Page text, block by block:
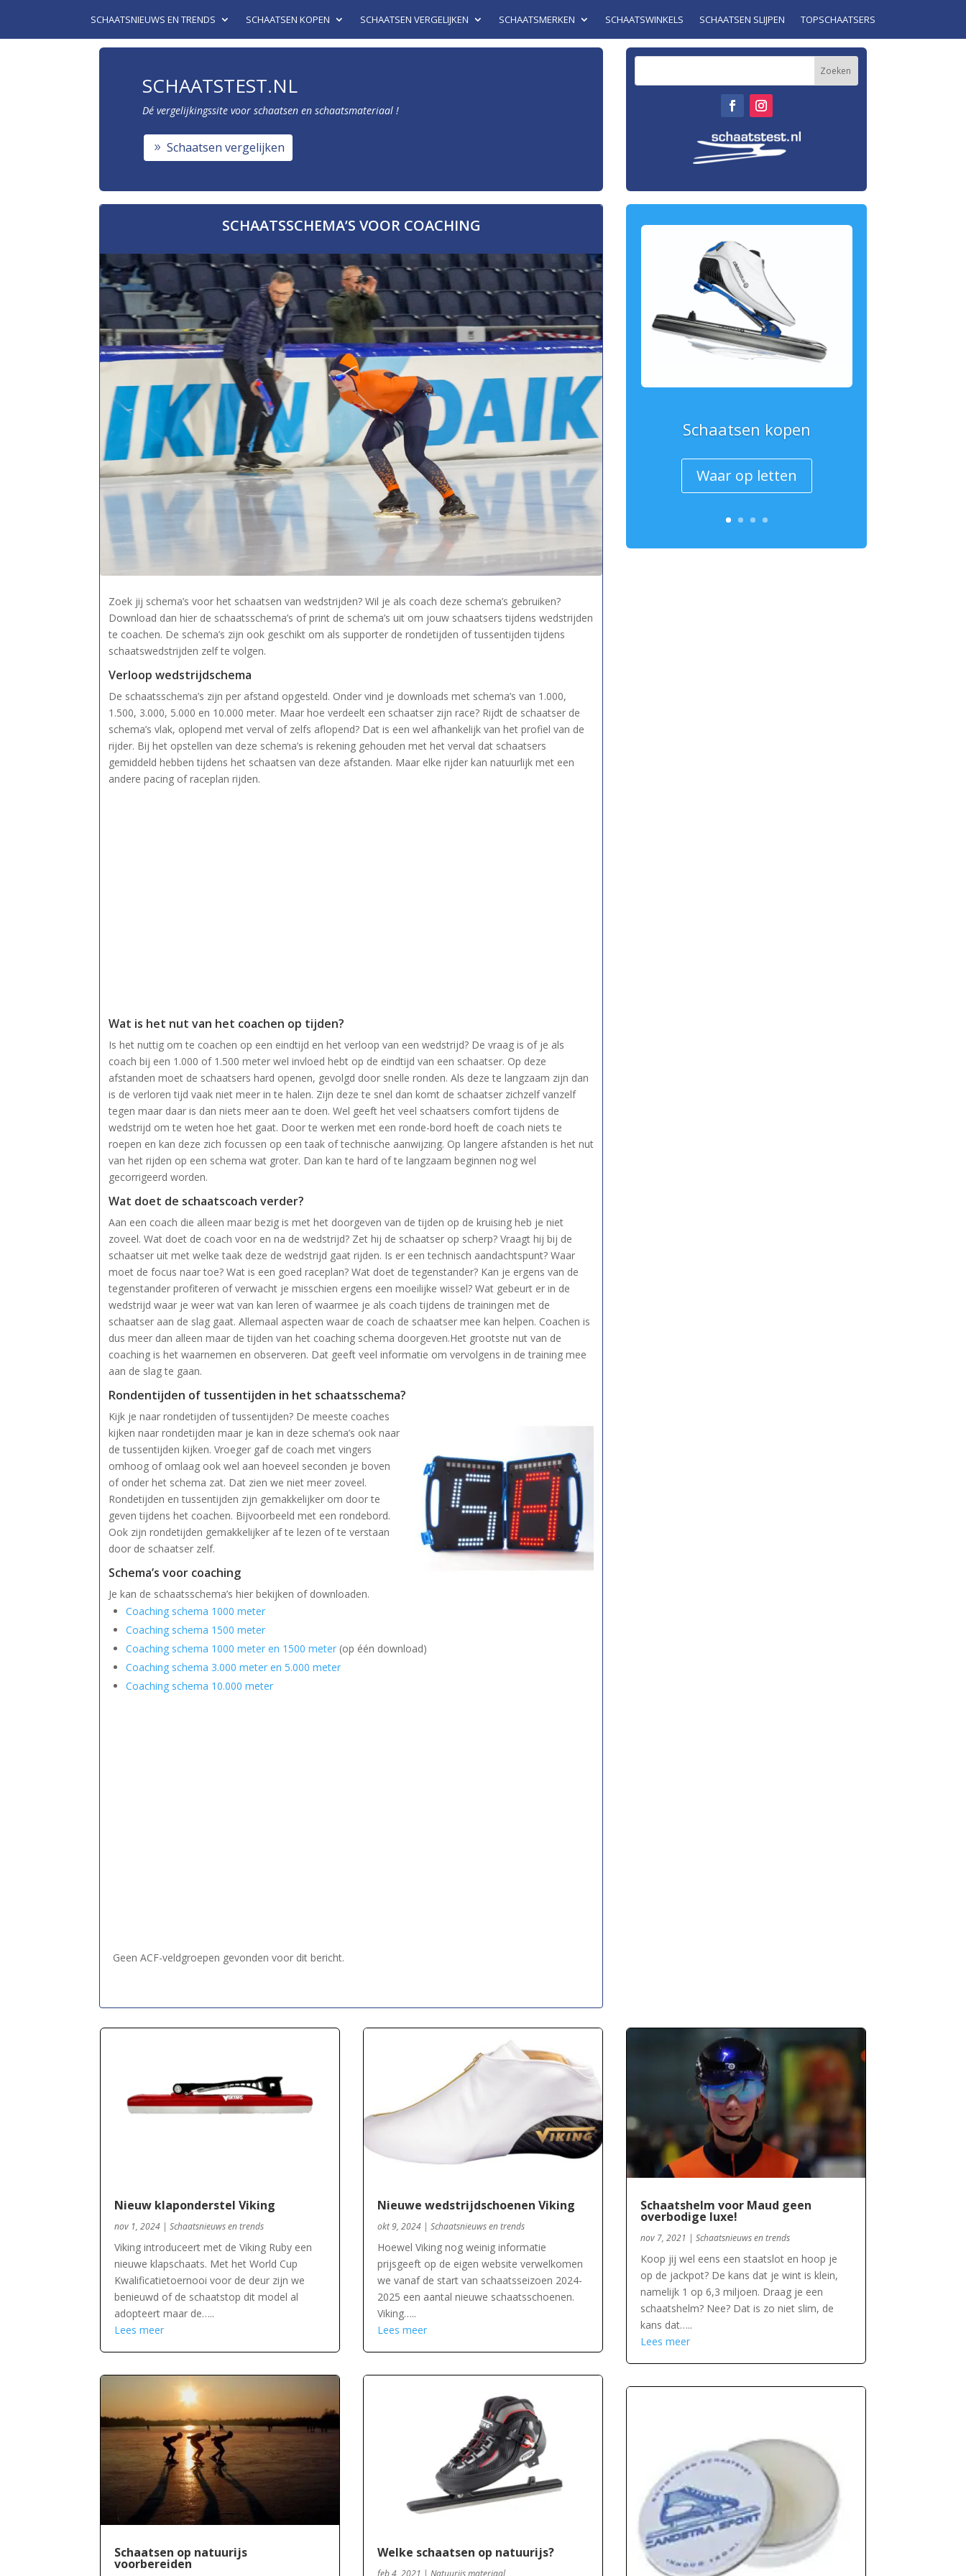
SCHAATSNIEUWS EN TRENDS SCHAATSEN KOPEN SCHAATSEN VERGELIJKEN SCHAATSMERKEN SCHAATSWINKELS SCHAATSEN SLIJPEN TOPSCHAATSERS
SCHAATSTEST.NL
Dé vergelijkingssite voor schaatsen en schaatsmateriaal !
Schaatsen vergelijken
SCHAATSSCHEMA’S VOOR COACHING
Zoek jij schema’s voor het schaatsen van wedstrijden? Wil je als coach deze schema’s gebruiken?
Download dan hier de schaatsschema’s of print de schema’s uit om jouw schaatsers tijdens wedstrijden
te coachen. De schema’s zijn ook geschikt om als supporter de rondetijden of tussentijden tijdens
schaatswedstrijden zelf te volgen.
Verloop wedstrijdschema
De schaatsschema’s zijn per afstand opgesteld. Onder vind je downloads met schema’s van 1.000,
1.500, 3.000, 5.000 en 10.000 meter. Maar hoe verdeelt een schaatser zijn race? Rijdt de schaatser de
schema’s vlak, oplopend met verval of zelfs aflopend? Dat is een wel afhankelijk van het profiel van de
rijder. Bij het opstellen van deze schema’s is rekening gehouden met het verval dat schaatsers
gemiddeld hebben tijdens het schaatsen van deze afstanden. Maar elke rijder kan natuurlijk met een
andere pacing of raceplan rijden.
Wat is het nut van het coachen op tijden?
Is het nuttig om te coachen op een eindtijd en het verloop van een wedstrijd? De vraag is of je als
coach bij een 1.000 of 1.500 meter wel invloed hebt op de eindtijd van een schaatser. Op deze
afstanden moet de schaatsers hard openen, gevolgd door snelle ronden. Als deze te langzaam zijn dan
is de verloren tijd vaak niet meer in te halen. Zijn deze te snel dan komt de schaatser zichzelf vanzelf
tegen maar daar is dan niets meer aan te doen. Wel geeft het veel schaatsers comfort tijdens de
wedstrijd om te weten hoe het gaat. Door te werken met een ronde-bord hoeft de coach niets te
roepen en kan deze zich focussen op een taak of technische aanwijzing. Op langere afstanden is het nut
van het rijden op een schema wat groter. Dan kan te hard of te langzaam beginnen nog wel
gecorrigeerd worden.
Wat doet de schaatscoach verder?
Aan een coach die alleen maar bezig is met het doorgeven van de tijden op de kruising heb je niet
zoveel. Wat doet de coach voor en na de wedstrijd? Zet hij de schaatser op scherp? Vraagt hij bij de
schaatser uit met welke taak deze de wedstrijd gaat rijden. Is er een technisch aandachtspunt? Waar
moet de focus naar toe? Wat is een goed raceplan? Wat doet de tegenstander? Kan je ergens van de
tegenstander profiteren of verwacht je misschien ergens een moeilijke wissel? Wat gebeurt er in de
wedstrijd waar je weer wat van kan leren of waarmee je als coach tijdens de trainingen met de
schaatser aan de slag gaat. Allemaal aspecten waar de coach de schaatser mee kan helpen. Coachen is
dus meer dan alleen maar de tijden van het coaching schema doorgeven.Het grootste nut van de
coaching is het waarnemen en observeren. Dat geeft veel informatie om vervolgens in de training mee
aan de slag te gaan.
Rondentijden of tussentijden in het schaatsschema?
Kijk je naar rondetijden of tussentijden? De meeste coaches
kijken naar rondetijden maar je kan in deze schema’s ook naar
de tussentijden kijken. Vroeger gaf de coach met vingers
omhoog of omlaag ook wel aan hoeveel seconden je boven
of onder het schema zat. Dat zien we niet meer zoveel.
Rondetijden en tussentijden zijn gemakkelijker om door te
geven tijdens het coachen. Bijvoorbeeld met een rondebord.
Ook zijn rondetijden gemakkelijker af te lezen of te verstaan
door de schaatser zelf.
Schema’s voor coaching
Je kan de schaatsschema’s hier bekijken of downloaden.
Coaching schema 1000 meter
Coaching schema 1500 meter
Coaching schema 1000 meter en 1500 meter (op één download)
Coaching schema 3.000 meter en 5.000 meter
Coaching schema 10.000 meter
Geen ACF-veldgroepen gevonden voor dit bericht.
Schaatsen kopen
Waar op letten
Nieuw klaponderstel Viking
nov 1, 2024 |Schaatsnieuws en trends
Viking introduceert met de Viking Ruby een
nieuwe klapschaats. Met het World Cup
Kwalificatietoernooi voor de deur zijn we
benieuwd of de schaatstop dit model al
adopteert maar de…..
Lees meer
Schaatsen op natuurijs
voorbereiden
Nieuwe wedstrijdschoenen Viking
okt 9, 2024 |Schaatsnieuws en trends
Hoewel Viking nog weinig informatie
prijsgeeft op de eigen website verwelkomen
we vanaf de start van schaatsseizoen 2024-
2025 een aantal nieuwe schaatsschoenen.
Viking…..
Lees meer
Welke schaatsen op natuurijs?
Schaatshelm voor Maud geen
overbodige luxe!
nov 7, 2021 | Schaatsnieuws en trends
Koop jij wel eens een staatslot en hoop je
op de jackpot? De kans dat je wint is klein,
namelijk 1 op 6,3 miljoen. Draag je een
schaatshelm? Nee? Dat is zo niet slim, de
kans dat…..
Lees meer